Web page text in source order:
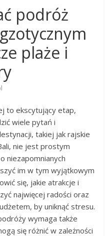
podróż
plaże i
to ekscytujący etap,
wiele pytań i
takiej jak rajskie
nie jest prostym
niezapomnianych
im w tym wyjątkowym
się, jakie atrakcje i
najwięcej radości oraz
by uniknąć stresu.
wymaga także
się różnić w zależności